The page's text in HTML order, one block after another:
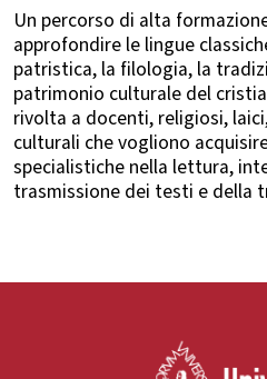
Un percorso di alta
approfondire le lingue
patristica, la filologia, la
patrimonio culturale del
rivolta a docenti, religiosi,
culturali che vogliono
specialistiche nella lettura,
trasmissione dei testi e della